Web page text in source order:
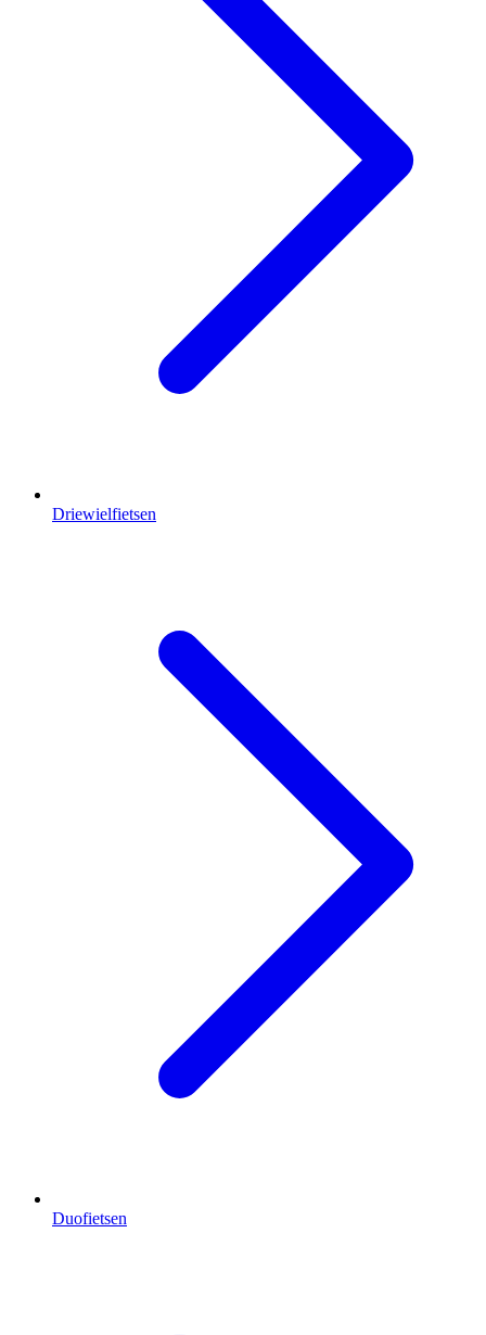
Driewielfietsen
Duofietsen